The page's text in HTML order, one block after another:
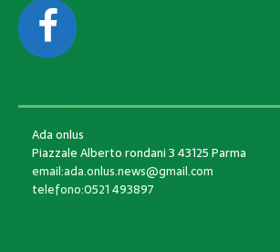
Ada onlus
Piazzale Alberto rondani 3 43125 Parma
email:ada.onlus.news@gmail.com
telefono:0521 493897